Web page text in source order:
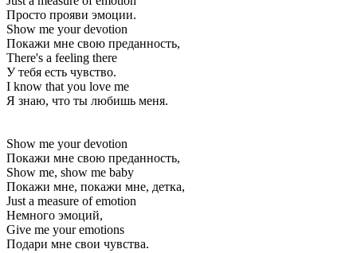
Просто прояви эмоции.
Show me your devotion
Покажи мне свою преданность,
There's a feeling there
У тебя есть чувство.
I know that you love me
Я знаю, что ты любишь меня.
Show me your devotion
Покажи мне свою преданность,
Show me, show me baby
Покажи мне, покажи мне, детка,
Just a measure of emotion
Немного эмоций,
Give me your emotions
Подари мне свои чувства.